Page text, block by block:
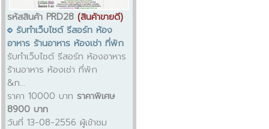
รหัสสินค้า PRD28 (สินค้าขายดี)
รับทำเว็บไซต์ รีสอร์ท ห้อง
อาหาร ร้านอาหาร ห้องเช่า ที่พัก
รับทำเว็บไซต์ รีสอร์ท ห้องอาหาร
ร้านอาหาร ห้องเช่า ที่พัก
&n...
ราคา 10000 บาท ราคาพิเศษ
8900 บาท
วันที่ 13-08-2556 ผู้เข้าชม